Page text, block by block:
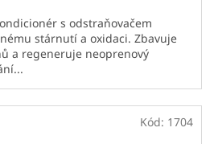
s odstraňovačem
stárnutí a oxidaci. Zbavuje
a regeneruje neoprenový
Kód: 1704